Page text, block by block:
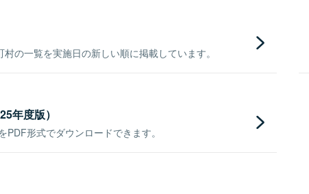
の一覧を実施日の新しい順に掲載しています。
年度版）
形式でダウンロードできます。